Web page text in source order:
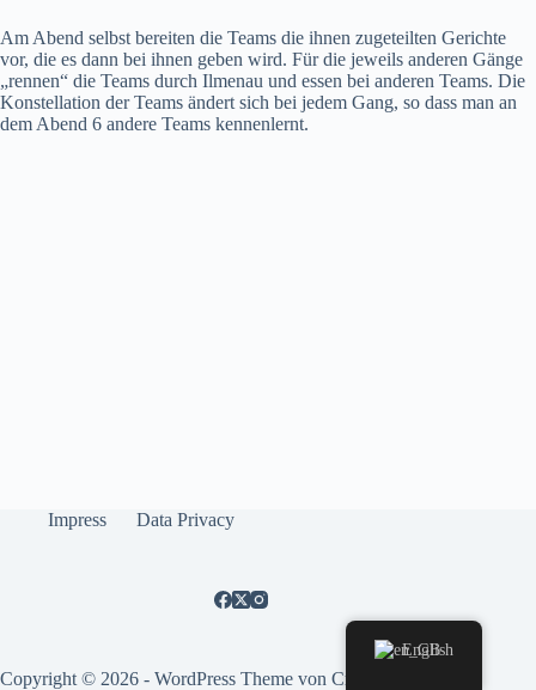
Am Abend selbst bereiten die Teams die ihnen zugeteilten Gerichte
vor, die es dann bei ihnen geben wird. Für die jeweils anderen Gänge
„rennen“ die Teams durch Ilmenau und essen bei anderen Teams. Die
Konstellation der Teams ändert sich bei jedem Gang, so dass man an
dem Abend 6 andere Teams kennenlernt.
Impress Data Privacy
Copyright © 2026 - WordPress Theme von CreativeThemes
English